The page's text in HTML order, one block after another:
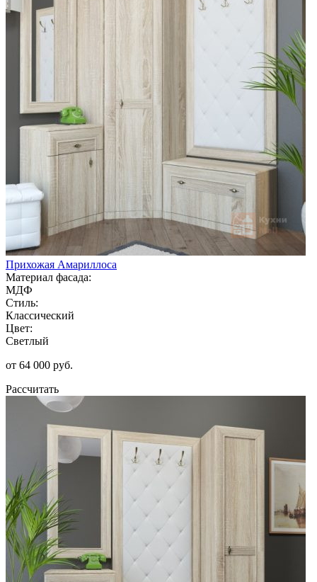
Прихожая Амариллоса
Материал фасада:
МДФ
Стиль:
Классический
Цвет:
Светлый
от 64 000 руб.
Рассчитать